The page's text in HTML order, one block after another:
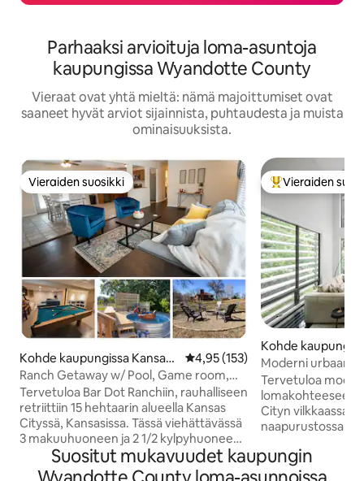
Parhaaksi arvioituja loma-asuntoja
kaupungissa Wyandotte County
Vieraat ovat yhtä mieltä: nämä majoittumiset ovat
saaneet hyvät arviot sijainnista, puhtaudesta ja muista
ominaisuuksista.
Vieraiden suosikki
Vieraiden suosikki
Kohde kaupungissa Kansas
City
Keskimääräinen arvio 4,95/5,
4,95 (153)
Ranch Getaway w/ Pool, Game room,
Fire pit
Tervetuloa Bar Dot Ranchiin, rauhalliseen
retriittiin 15 hehtaarin alueella Kansas
Cityssä, Kansasissa. Tässä viehättävässä
3 makuuhuoneen ja 2 1/2 kylpyhuoneen
kohteessa voi majoittua jopa 10 vierasta,
ja se tarjoaa modernit mukavuudet ja
Vieraiden
Vieraiden
Kohde
City
Moderni urbaani
nuotiopaikka, 3
hengen majoitus
Tervetuloa
lomakohteeseesi,
Cityn vilkkaassa
naapurustossa.
(vuodepaikkoja
ja puolen
Suositut mukavuudet kaupungin